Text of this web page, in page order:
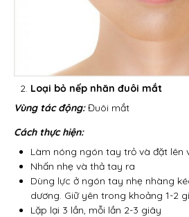
Loại bỏ nếp nhăn đuôi mắt
Vùng tác động:Đuôi mắt
Cách thực hiện:
Làm nóng ngón tay trỏ và đặt lên
Nhấn nhẹ và thả tay ra
Dùng lực ở ngón tay nhẹ nhàng
dương. Giữ yên trong khoảng 1-2
Lặp lại 3 lần, mỗi lần 2-3 giây